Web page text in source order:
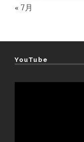
« 7月
YouTube